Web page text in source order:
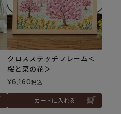
クロスステッチフレーム＜
桜と菜の花＞
¥6,160税込
カートに入れる